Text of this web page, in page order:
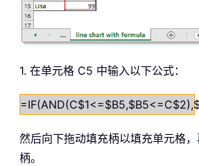
1. 在单元格 C5 中输入以下公式：
然后向下拖动填充柄以填充单元格
柄。